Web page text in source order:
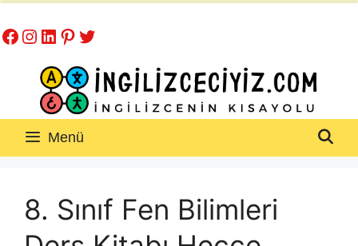
atla
Facebook
Instagram
LinkedIn
Pinterest
Twitter
Menü
8. Sınıf Fen Bilimleri